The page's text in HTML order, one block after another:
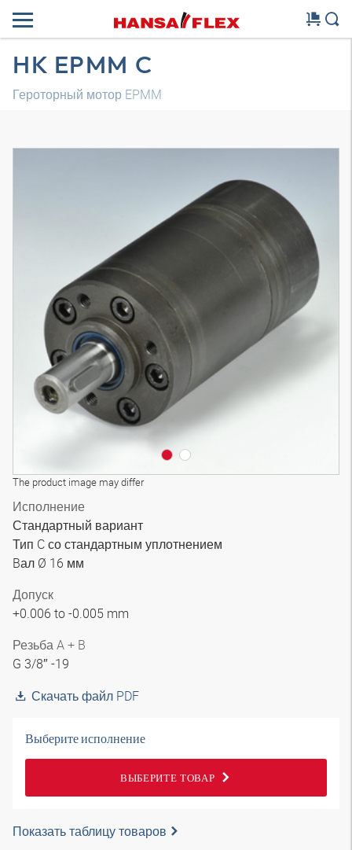
HK EPMM C
Героторный мотор EPMM
The product image may differ
Исполнение
Стандартный вариант
Тип C со стандартным уплотнением
Bал Ø 16 мм
Допуск
+0.006 to -0.005 mm
Резьба A + B
G 3/8″ -19
Скачать файл PDF
Выберите исполнение
ВЫБЕРИТЕ ТОВАР
Показать таблицу товаров